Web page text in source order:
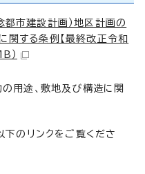
都市建設計画）地区計画の
関する条例【最終改正令和
）
用途、敷地及び構造に関
のリンクをご覧くださ